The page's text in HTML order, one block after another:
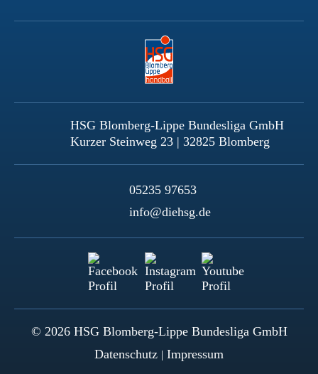
HSG Blomberg-Lippe Bundesliga GmbH
Kurzer Steinweg 23 | 32825 Blomberg
05235 97653
info@diehsg.de
© 2026 HSG Blomberg-Lippe Bundesliga GmbH
Datenschutz
Impressum